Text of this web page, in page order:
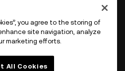
you agree to the storing of
site navigation, analyze
marketing efforts.
All Cookies